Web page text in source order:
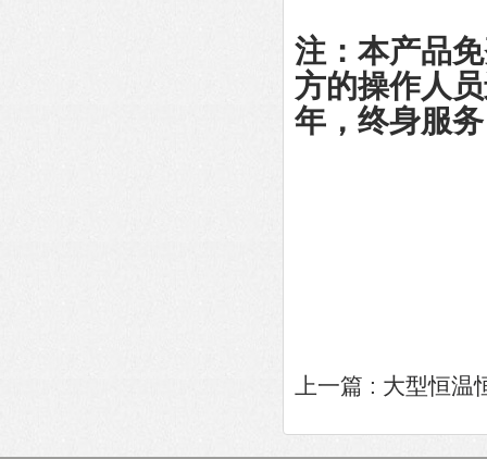
注：本产品
方的操作人
年，终身服
上一篇 : 大型恒温